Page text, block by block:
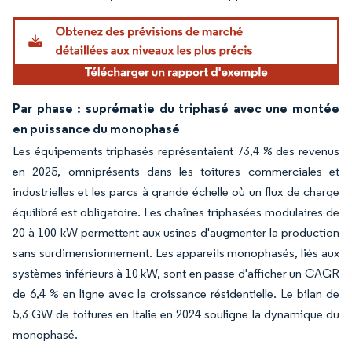
Par phase : suprématie du triphasé avec une montée
en puissance du monophasé
Les équipements triphasés représentaient 73,4 % des revenus
en 2025, omniprésents dans les toitures commerciales et
industrielles et les parcs à grande échelle où un flux de charge
équilibré est obligatoire. Les chaînes triphasées modulaires de
20 à 100 kW permettent aux usines d'augmenter la production
sans surdimensionnement. Les appareils monophasés, liés aux
systèmes inférieurs à 10 kW, sont en passe d'afficher un CAGR
de 6,4 % en ligne avec la croissance résidentielle. Le bilan de
5,3 GW de toitures en Italie en 2024 souligne la dynamique du
monophasé.